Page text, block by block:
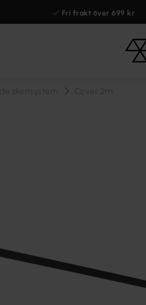
Fri frakt över 699 kr